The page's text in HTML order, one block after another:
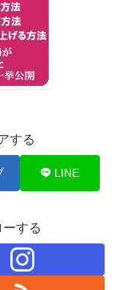
する
LINE
する